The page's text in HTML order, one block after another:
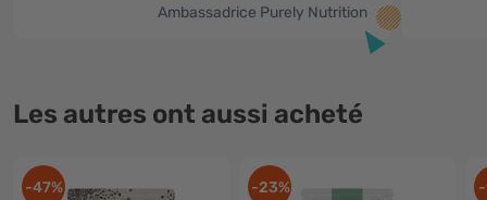
Ambassadrice Purely Nutrition
Les autres ont aussi acheté
-47% -23%